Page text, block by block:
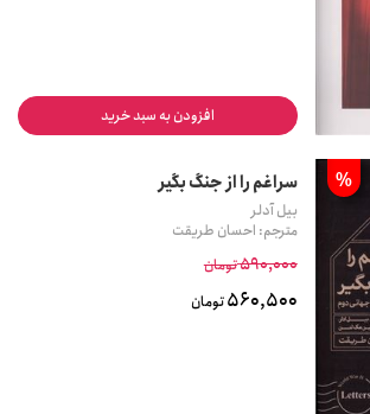
افزودن به سبد خرید
% سراغم را از جنگ بگیر
بیل آدلر
مترجم: احسان طریقت
590,000تومان
560,500تومان